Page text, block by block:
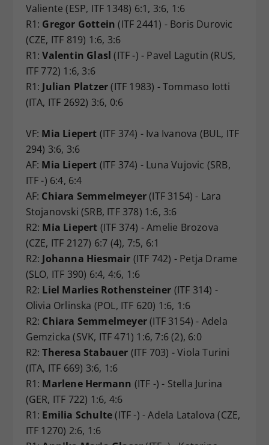
Valiente (ESP, ITF 1348) 6:1, 3:6, 1:6
R1: Gregor Gottein (ITF 2441) - Boris Durovic
(CZE, ITF 819) 1:6, 3:6
R1:Valentin Glasl (ITF -) - Pavel Lagutin (RUS,
ITF 772) 1:6, 3:6
R1: Julian Platzer(ITF 1983) - Tommaso Iotti
(ITA, ITF 2692) 3:6, 0:6
VF: Mia Liepert (ITF 374) - Iva Ivanova (BUL, ITF
294) 3:6, 3:6
AF: Mia Liepert (ITF 374) - Luna Vujovic (SRB,
ITF -) 6:4, 6:4
AF: Chiara Semmelmeyer(ITF 3154) - Lara
Stojanovski (SRB, ITF 378) 1:6, 3:6
R2: Mia Liepert (ITF 374) - Amelie Brozova
(CZE, ITF 2127) 6:7 (4), 7:5, 6:1
R2: Johanna Hiesmair (ITF 742) - Petja Drame
(SLO, ITF 390) 6:4, 4:6, 1:6
R2: Liel Marlies Rothensteiner (ITF 314) -
Olivia Orlinska (POL, ITF 620) 1:6, 1:6
R2: Chiara Semmelmeyer(ITF 3154) - Adela
Gemzicka (SVK, ITF 471) 1:6, 7:6 (2), 6:0
R2:Theresa Stabauer (ITF 703) - Viola Turini
(ITA, ITF 669) 3:6, 1:6
R1: Marlene Hermann (ITF -) - Stella Jurina
(GER, ITF 722) 1:6, 4:6
R1: Emilia Schulte(ITF -) - Adela Latalova (CZE,
ITF 1270) 2:6, 1:6